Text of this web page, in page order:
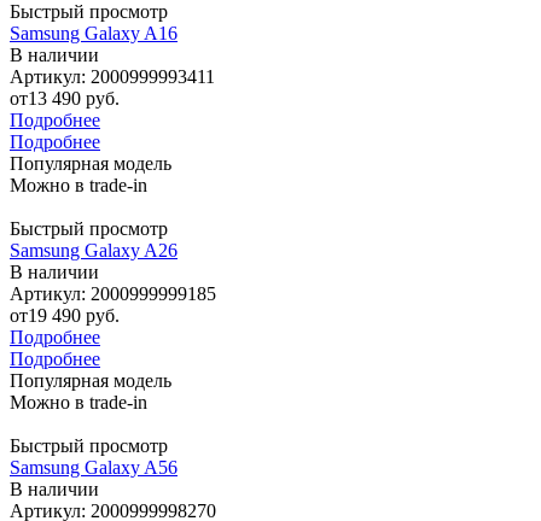
Быстрый просмотр
Samsung Galaxy A16
В наличии
Артикул: 2000999993411
от13 490 руб.
Подробнее
Подробнее
Популярная модель
Можно в trade-in
Быстрый просмотр
Samsung Galaxy A26
В наличии
Артикул: 2000999999185
от19 490 руб.
Подробнее
Подробнее
Популярная модель
Можно в trade-in
Быстрый просмотр
Samsung Galaxy A56
В наличии
Артикул: 2000999998270